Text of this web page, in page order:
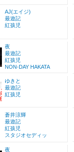
AJ(エイジ)
最遊記
紅孩児
夜
最遊記
紅孩児
NON-DAY HAKATA
ゆきと
最遊記
紅孩児
蒼井涼輝
最遊記
紅孩児
スタジオセディッ
夜